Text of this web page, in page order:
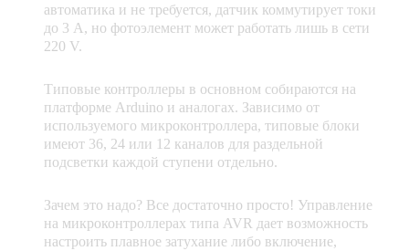
автоматика и не требуется, датчик коммутирует токи
до 3 А, но фотоэлемент может работать лишь в сети
220 V.
Типовые контроллеры в основном собираются на
платформе Arduino и аналогах. Зависимо от
используемого микроконтроллера, типовые блоки
имеют 36, 24 или 12 каналов для раздельной
подсветки каждой ступени отдельно.
Зачем это надо? Все достаточно просто! Управление
на микроконтроллерах типа AVR дает возможность
настроить плавное затухание либо включение,